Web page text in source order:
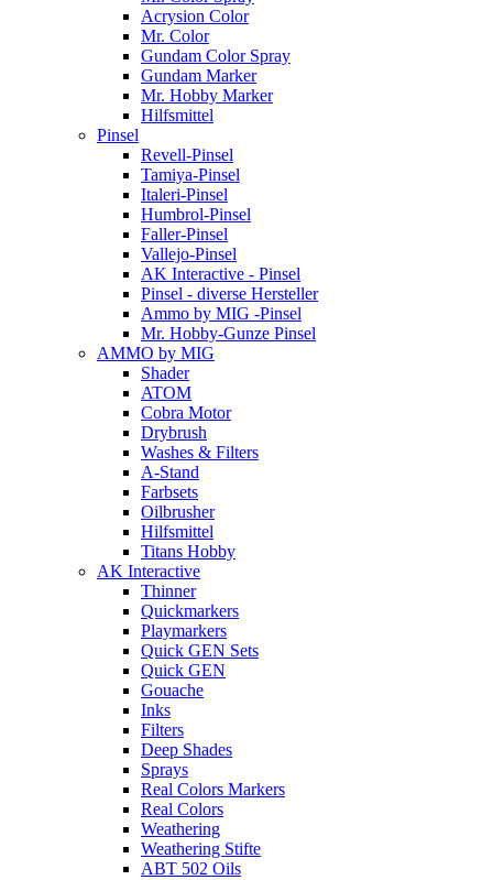
Acrysion Color
Mr. Color
Gundam Color Spray
Gundam Marker
Mr. Hobby Marker
Hilfsmittel
Pinsel
Revell-Pinsel
Tamiya-Pinsel
Italeri-Pinsel
Humbrol-Pinsel
Faller-Pinsel
Vallejo-Pinsel
AK Interactive - Pinsel
Pinsel - diverse Hersteller
Ammo by MIG -Pinsel
Mr. Hobby-Gunze Pinsel
AMMO by MIG
Shader
ATOM
Cobra Motor
Drybrush
Washes & Filters
A-Stand
Farbsets
Oilbrusher
Hilfsmittel
Titans Hobby
AK Interactive
Thinner
Quickmarkers
Playmarkers
Quick GEN Sets
Quick GEN
Gouache
Inks
Filters
Deep Shades
Sprays
Real Colors Markers
Real Colors
Weathering
Weathering Stifte
ABT 502 Oils